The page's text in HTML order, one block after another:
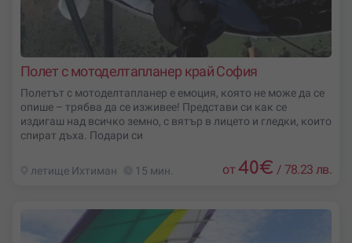
Полет с мотоделтапланер край София
Полетът с мотоделтапланер е емоция, която не може да се
опише – трябва да се изживее! Представи си как се
издигаш над всичко земно, с вятър в лицето и гледки, които
спират дъха. Подари си
летище Ихтиман 15 мин. от 40€ / 78.23 лв.